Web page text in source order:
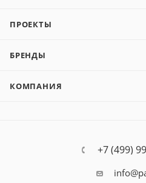
ПРОЕКТЫ
БРЕНДЫ
КОМПАНИЯ
+7 (499)